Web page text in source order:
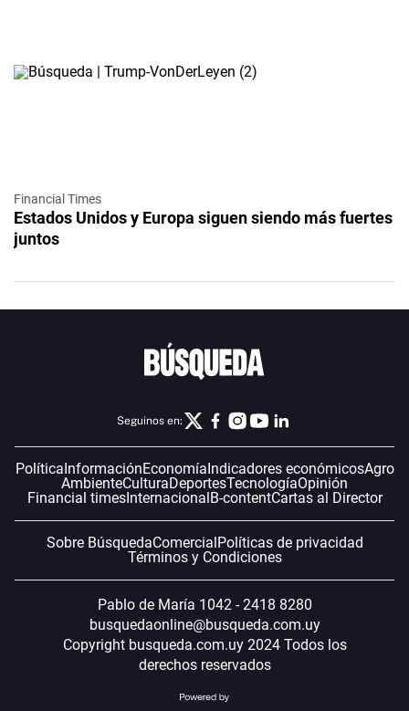
Financial Times
Estados Unidos y Europa siguen siendo más fuertes
juntos
Seguinos en:
Política InformaciónEconomía Indicadores económicosAgro
AmbienteCulturaDeportesTecnologíaOpinión
Financial timesInternacional B-contentCartas al Director
Sobre BúsquedaComercial Políticas de privacidad
Términos y Condiciones
Pablo de María 1042 - 2418 8280
busquedaonline@busqueda.com.uy
Copyright busqueda.com.uy 2024 Todos los
derechos reservados